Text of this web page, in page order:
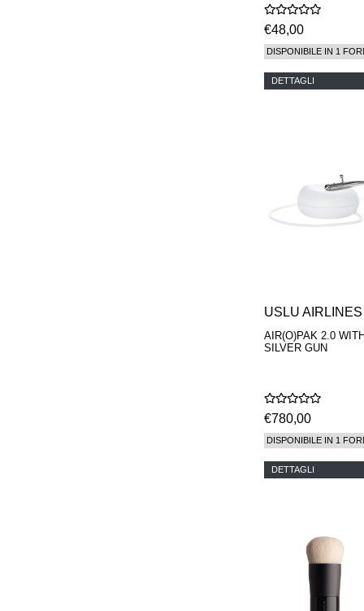
€48,00
DISPONIBILE IN 1
DETTAGLI
USLU AIRLINES
AIR(O)PAK 2.0
SILVER GUN
€780,00
DISPONIBILE IN 1
DETTAGLI